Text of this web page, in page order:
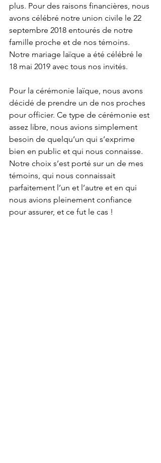
plus. Pour des raisons financières, nous
avons célébré notre union civile le 22
septembre 2018 entourés de notre
famille proche et de nos témoins.
Notre mariage laïque a été célébré le
18 mai 2019 avec tous nos invités.
Pour la cérémonie laïque, nous avons
décidé de prendre un de nos proches
pour officier. Ce type de cérémonie est
assez libre, nous avions simplement
besoin de quelqu’un qui s’exprime
bien en public et qui nous connaisse.
Notre choix s’est porté sur un de mes
témoins, qui nous connaissait
parfaitement l’un et l’autre et en qui
nous avions pleinement confiance
pour assurer, et ce fut le cas !